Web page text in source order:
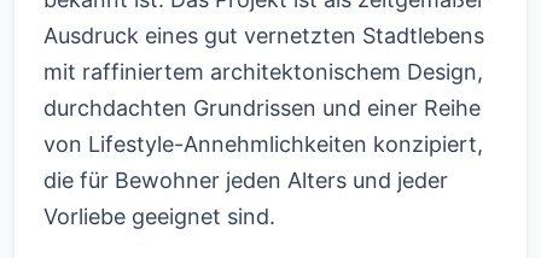
Ausdruck eines gut vernetzten Stadtlebens
mit raffiniertem architektonischem Design,
durchdachten Grundrissen und einer Reihe
von Lifestyle-Annehmlichkeiten konzipiert,
die für Bewohner jeden Alters und jeder
Vorliebe geeignet sind.